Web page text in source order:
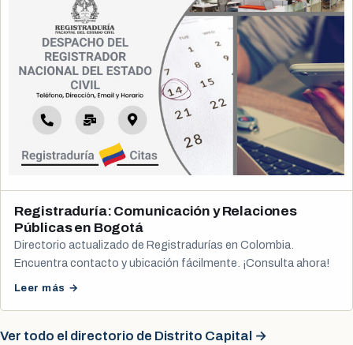
Registraduría: Comunicación y Relaciones
Públicas en Bogotá
Directorio actualizado de Registradurías en Colombia.
Encuentra contacto y ubicación fácilmente. ¡Consulta ahora!
Leer más →
Ver todo el directorio de Distrito Capital →